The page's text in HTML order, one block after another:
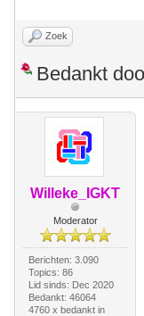
Zoek
Bedankt
Willeke_IGKT
Moderator
Berichten: 3.090
Topics: 86
Lid sinds: Dec 2020
Bedankt: 46064
4760 x bedankt in